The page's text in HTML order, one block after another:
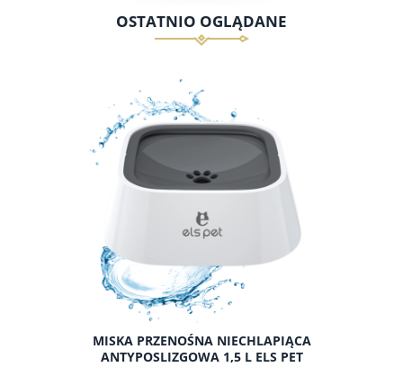
OSTATNIO OGLĄDANE
MISKA PRZENOŚNA NIECHLAPIĄCA
ANTYPOSLIZGOWA 1,5 L ELS PET